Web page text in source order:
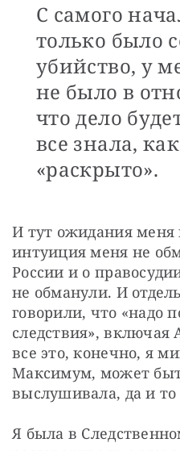
С самого
только было
убийство, у
не было в
что дело
все знала,
«раскрыто».
И тут ожидания меня
интуиция меня не
России и о
не обманули. И
говорили, что «надо
следствия»,
все это, конечно, я
Максимум, может
выслушивала, да и то
Я была в